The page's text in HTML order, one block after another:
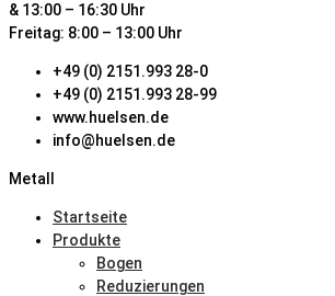
& 13:00 – 16:30 Uhr
Freitag: 8:00 – 13:00 Uhr
+49 (0) 2151.993 28-0
+49 (0) 2151.993 28-99
www.huelsen.de
info@huelsen.de
Metall
Startseite
Produkte
Bogen
Reduzierungen